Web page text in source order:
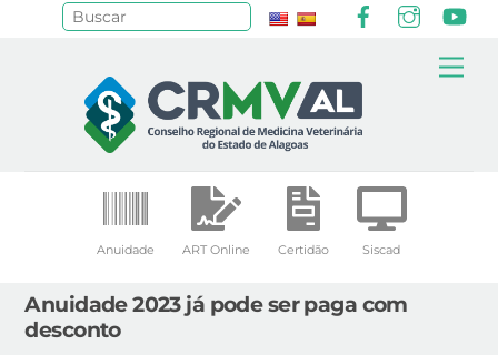
Anuidade ART Online Certidão Siscad
Anuidade 2023 já pode ser paga com
desconto